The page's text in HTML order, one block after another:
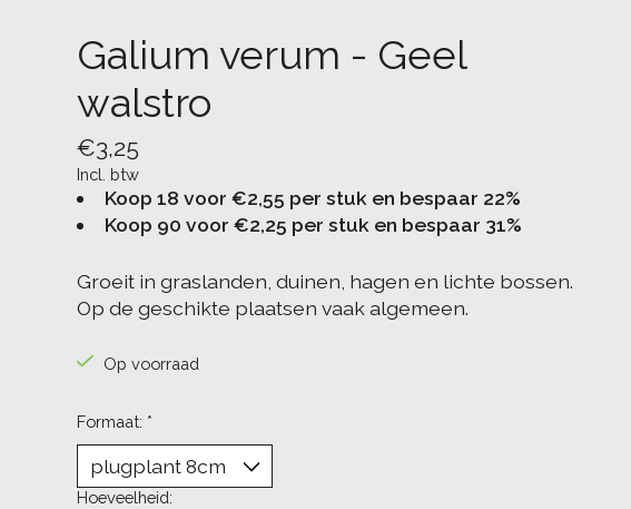
Galium verum - Geel
walstro
€3,25
Incl. btw
Koop 18 voor €2,55 per stuk en bespaar 22%
Koop 90 voor €2,25 per stuk en bespaar 31%
Groeit in graslanden, duinen, hagen en lichte bossen.
Op de geschikte plaatsen vaak algemeen.
Op voorraad
Formaat: *
Hoeveelheid: